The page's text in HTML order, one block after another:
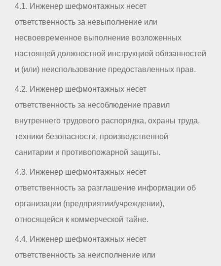
4.1. Инженер шефмонтажных несет
ответственность за невыполнение или
несвоевременное выполнение возложенных
настоящей должностной инструкцией обязанностей
и (или) неиспользование предоставленных прав.
4.2. Инженер шефмонтажных несет
ответственность за несоблюдение правил
внутреннего трудового распорядка, охраны труда,
техники безопасности, производственной
санитарии и противопожарной защиты.
4.3. Инженер шефмонтажных несет
ответственность за разглашение информации об
организации (предприятии/учреждении),
относящейся к коммерческой тайне.
4.4. Инженер шефмонтажных несет
ответственность за неисполнение или